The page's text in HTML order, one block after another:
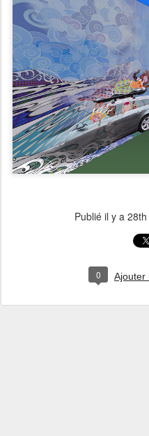
Publié il y a
0 Ajouter